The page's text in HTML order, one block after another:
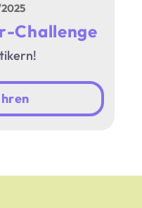
Challenge